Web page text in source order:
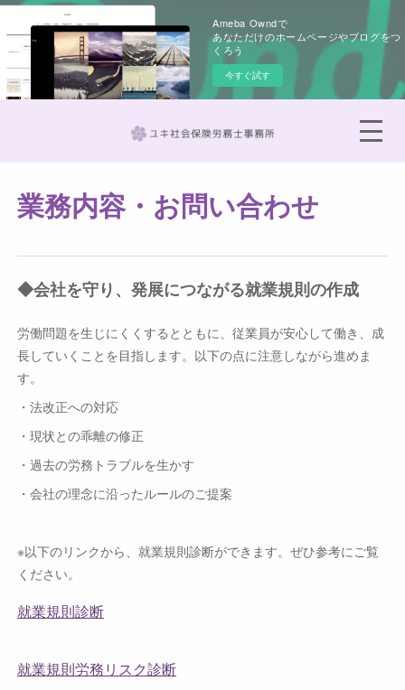
Ameba Owndで
あなただけのホームページやブログをつ
くろう
今すぐ試す
業務内容・お問い合わせ
◆会社を守り、発展につながる就業規則の作成
労働問題を生じにくくするとともに、従業員が安心して働き、成
長していくことを目指します。以下の点に注意しながら進めま
す。
・法改正への対応
・現状との乖離の修正
・過去の労務トラブルを生かす
・会社の理念に沿ったルールのご提案
※以下のリンクから、就業規則診断ができます。ぜひ参考にご覧
ください。